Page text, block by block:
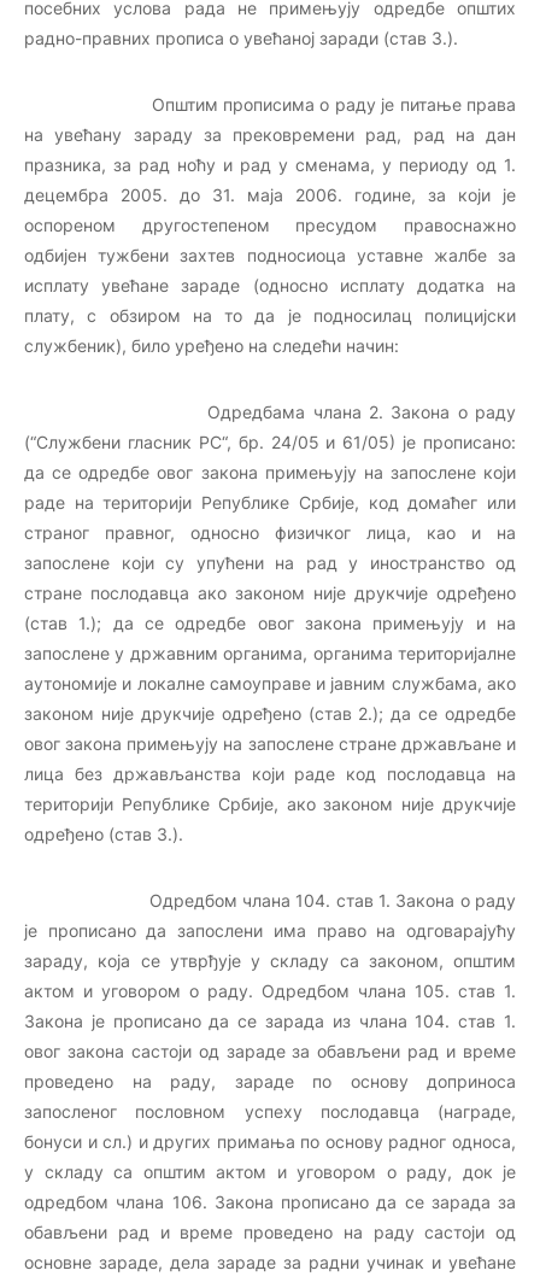
посебних услова рада не примењују одредбе општих
радно-правних прописа о увећаној заради (став 3.).
Општим прописима о раду је питање права
на увећану зараду за прековремени рад, рад на дан
празника, за рад ноћу и рад у сменама, у периоду од 1.
децембра 2005. до 31. маја 2006. године, за који је
оспореном другостепеном пресудом правоснажно
одбијен тужбени захтев подносиоца уставне жалбе за
исплату увећане зараде (односно исплату додатка на
плату, с обзиром на то да је подносилац полицијски
службеник), било уређено на следећи начин:
Одредбама члана 2. Закона о раду
(“Службени гласник РС“, бр. 24/05 и 61/05) је прописано:
да се одредбе овог закона примењују на запослене који
раде на територији Републике Србије, код домаћег или
страног правног, односно физичког лица, као и на
запослене који су упућени на рад у иностранство од
стране послодавца ако законом није друкчије одређено
(став 1.); да се одредбе овог закона примењују и на
запослене у државним органима, органима територијалне
аутономије и локалне самоуправе и јавним службама, ако
законом није друкчије одређено (став 2.); да се одредбе
овог закона примењују на запослене стране држављане и
лица без држављанства који раде код послодавца на
територији Републике Србије, ако законом није друкчије
одређено (став 3.).
Одредбом члана 104. став 1. Закона о раду
је прописано да запослени има право на одговарајућу
зараду, која се утврђује у складу са законом, општим
актом и уговором о раду. Одредбом члана 105. став 1.
Закона је прописано да се зарада из члана 104. став 1.
овог закона састоји од зараде за обављени рад и време
проведено на раду, зараде по основу доприноса
запосленог пословном успеху послодавца (награде,
бонуси и сл.) и других примања по основу радног односа,
у складу са општим актом и уговором о раду, док је
одредбом члана 106. Закона прописано да се зарада за
обављени рад и време проведено на раду састоји од
основне зараде, дела зараде за радни учинак и увећане